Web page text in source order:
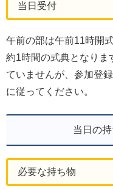
当日受付
午前の部は午前11時開
約1時間の式典となりま
ていませんが、参加登
に従ってください。
当日の
必要な持ち物